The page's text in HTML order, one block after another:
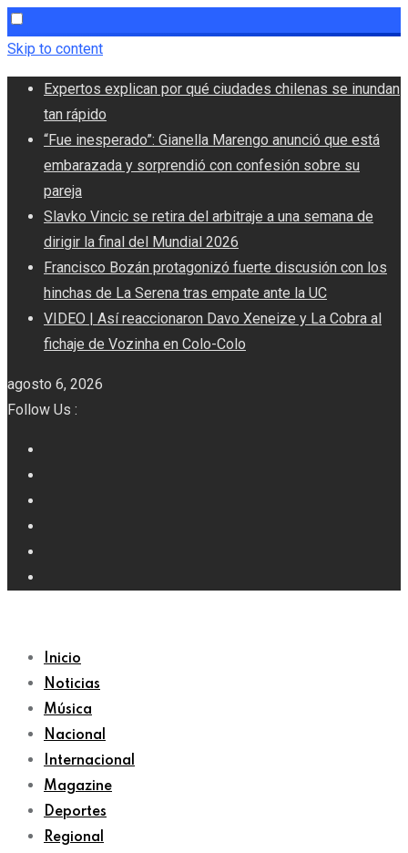
Skip to content
Expertos explican por qué ciudades chilenas se inundan
tan rápido
“Fue inesperado”: Gianella Marengo anunció que está
embarazada y sorprendió con confesión sobre su
pareja
Slavko Vincic se retira del arbitraje a una semana de
dirigir la final del Mundial 2026
Francisco Bozán protagonizó fuerte discusión con los
hinchas de La Serena tras empate ante la UC
VIDEO | Así reaccionaron Davo Xeneize y La Cobra al
fichaje de Vozinha en Colo-Colo
agosto 6, 2026
Follow Us :
Inicio
Noticias
Música
Nacional
Internacional
Magazine
Deportes
Regional